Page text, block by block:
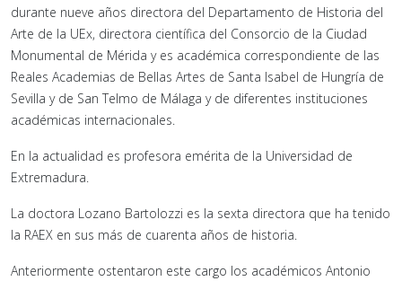
durante nueve años directora del Departamento de Historia del
Arte de la UEx, directora científica del Consorcio de la Ciudad
Monumental de Mérida y es académica correspondiente de las
Reales Academias de Bellas Artes de Santa Isabel de Hungría de
Sevilla y de San Telmo de Málaga y de diferentes instituciones
académicas internacionales.
En la actualidad es profesora emérita de la Universidad de
Extremadura.
La doctora Lozano Bartolozzi es la sexta directora que ha tenido
la RAEX en sus más de cuarenta años de historia.
Anteriormente ostentaron este cargo los académicos Antonio